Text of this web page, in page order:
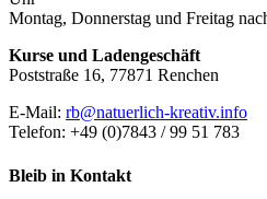
Montag, Donnerstag und Freitag
Kurse und Ladengeschäft
Poststraße 16, 77871 Renchen
E-Mail: rb@natuerlich-kreativ.info
Telefon: +49 (0)7843 / 99 51 783
Bleib in Kontakt